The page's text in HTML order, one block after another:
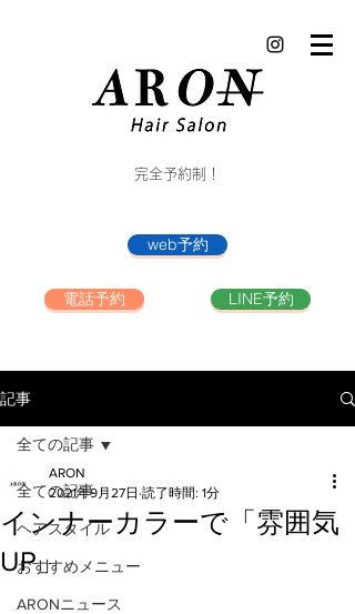
完全予約制！
web予約
電話予約 LINE予約
記事
全ての記事
ヘアスタイル
おすすめメニュー
ARONニュース
全ての記事
インナーカラーで「雰囲気
UP」
ARON
2021年9月27日 読了時間: 1分